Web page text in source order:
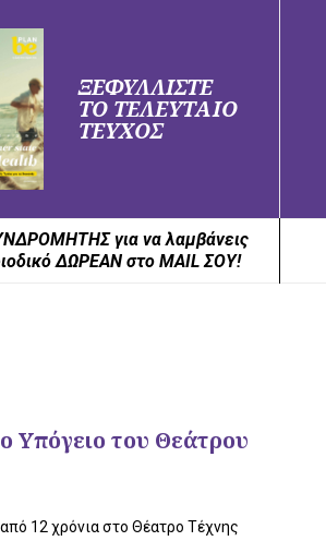
ΞΕΦΥΛΛΙΣΤΕ
ΤΟ ΤΕΛΕΥΤΑΙΟ
ΤΕΥΧΟΣ
για να λαμβάνεις
ΔΩΡΕΑΝ στο MAIL ΣΟΥ!
Υπόγειο του Θεάτρου
12 χρόνια στο Θέατρο Τέχνης